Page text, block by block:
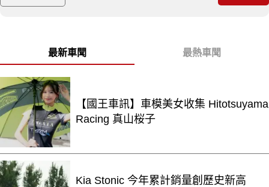
最新車聞 最熱車聞
【國王車訊】車模美女收集 Hitotsuyama
Racing 真山桜子
Kia Stonic 今年累計銷量創歷史新高